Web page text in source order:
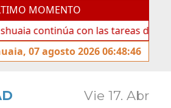
MOMENTO
con las tareas de
07 agosto 2026 06:48:46
Vie 17. Abr